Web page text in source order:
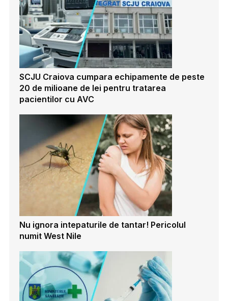
SCJU Craiova cumpara echipamente de peste
20 de milioane de lei pentru tratarea
pacientilor cu AVC
Nu ignora intepaturile de tantar! Pericolul
numit West Nile